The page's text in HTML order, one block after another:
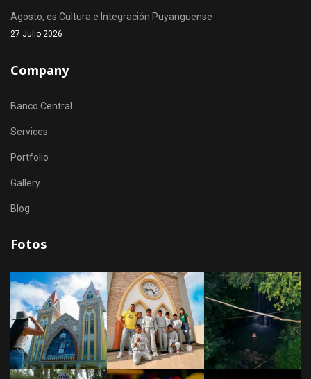
Agosto, es Cultura e Integración Puyanguense
27 Julio 2026
Company
Banco Central
Services
Portfolio
Gallery
Blog
Fotos